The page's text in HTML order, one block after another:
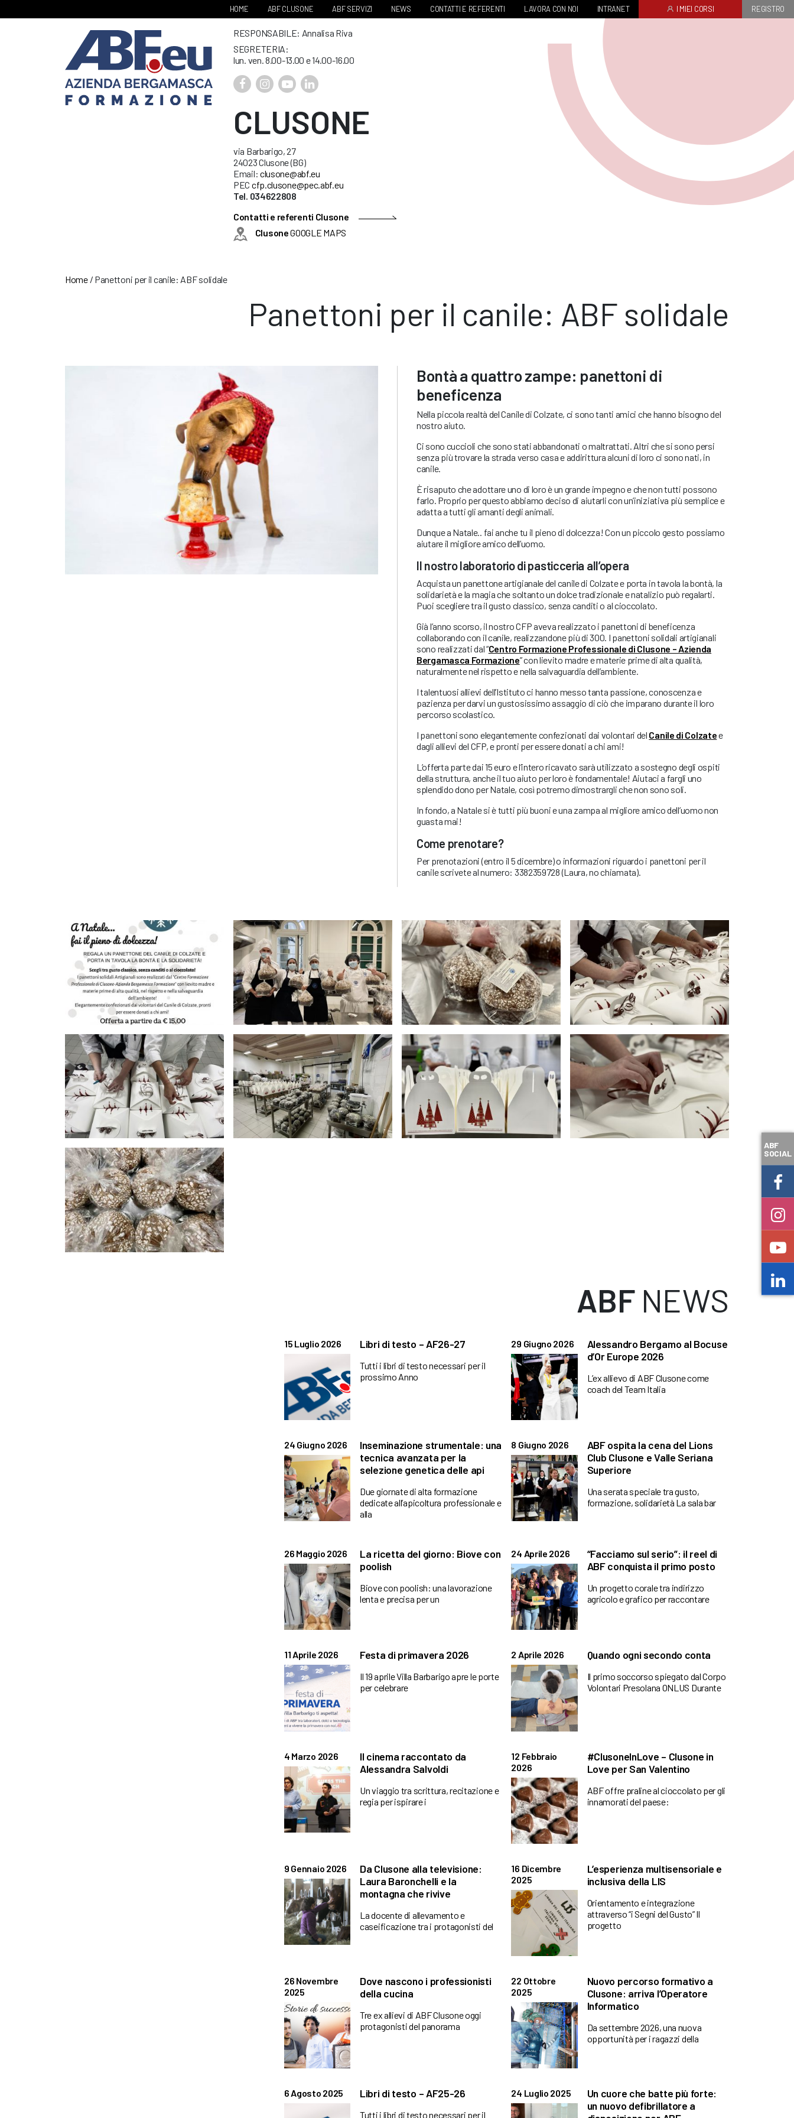
HOME ABF CLUSONE ABF SERVIZI NEWS CONTATTI E REFERENTI LAVORA CON NOI INTRANET I MIEI CORSI REGISTRO
RESPONSABILE: Annalisa Riva
SEGRETERIA:
lun. ven. 8.00-13.00 e 14.00-16.00
CLUSONE
via Barbarigo, 27
24023 Clusone (BG)
Email: clusone@abf.eu
PEC cfp.clusone@pec.abf.eu
Tel. 034622808
Contatti e referenti Clusone
ClusoneGOOGLE MAPS
Home/ Panettoni per il canile: ABF solidale
Panettoni per il canile: ABF solidale
Bontà a quattro zampe: panettoni di
beneficenza
Nella piccola realtà del Canile di Colzate, ci sono tanti amici che hanno bisogno del
nostro aiuto.
Ci sono cuccioli che sono stati abbandonati o maltrattati. Altri che si sono persi
senza più trovare la strada verso casa e addirittura alcuni di loro ci sono nati, in
canile.
È risaputo che adottare uno di loro è un grande impegno e che non tutti possono
farlo. Proprio per questo abbiamo deciso di aiutarli con un’iniziativa più semplice e
adatta a tutti gli amanti degli animali.
Dunque a Natale.. fai anche tu il pieno di dolcezza! Con un piccolo gesto possiamo
aiutare il migliore amico dell’uomo.
Il nostro laboratorio di pasticceria all’opera
Acquista un panettone artigianale del canile di Colzate e porta in tavola la bontà, la
solidarietà e la magia che soltanto un dolce tradizionale e natalizio può regalarti.
Puoi scegliere tra il gusto classico, senza canditi o al cioccolato.
Già l’anno scorso, il nostro CFP aveva realizzato i panettoni di beneficenza
collaborando con il canile, realizzandone più di 300. I panettoni solidali artigianali
sono realizzati dal “Centro Formazione Professionale di Clusone – Azienda
Bergamasca Formazione” con lievito madre e materie prime di alta qualità,
naturalmente nel rispetto e nella salvaguardia dell’ambiente.
I talentuosi allievi dell’Istituto ci hanno messo tanta passione, conoscenza e
pazienza per darvi un gustosissimo assaggio di ciò che imparano durante il loro
percorso scolastico.
I panettoni sono elegantemente confezionati dai volontari del Canile di Colzatee
dagli allievi del CFP, e pronti per essere donati a chi ami!
L’offerta parte dai 15 euro e l’intero ricavato sarà utilizzato a sostegno degli ospiti
della struttura, anche il tuo aiuto per loro è fondamentale! Aiutaci a fargli uno
splendido dono per Natale, così potremo dimostrargli che non sono soli.
In fondo, a Natale si è tutti più buoni e una zampa al migliore amico dell’uomo non
guasta mai!
Come prenotare?
Per prenotazioni (entro il 5 dicembre) o informazioni riguardo i panettoni per il
canile scrivete al numero: 3382359728 (Laura, no chiamata).
ABFNEWS
15 Luglio 2026 Libri di testo – AF26-27
Tutti i libri di testo necessari per il
prossimo Anno
29 Giugno 2026
Alessandro Bergamo al Bocuse
d’Or Europe 2026
L’ex allievo di ABF Clusone come
coach del Team Italia
24 Giugno 2026
Inseminazione strumentale: una
tecnica avanzata per la
selezione genetica delle api
Due giornate di alta formazione
dedicate all’apicoltura professionale e
alla
8 Giugno 2026
ABF ospita la cena del Lions
Club Clusone e Valle Seriana
Superiore
Una serata speciale tra gusto,
formazione, solidarietà La sala bar
26 Maggio 2026
La ricetta del giorno: Biove con
poolish
Biove con poolish: una lavorazione
lenta e precisa per un
24 Aprile 2026
“Facciamo sul serio”: il reel di
ABF conquista il primo posto
Un progetto corale tra indirizzo
agricolo e grafico per raccontare
11 Aprile 2026 Festa di primavera 2026
Il 19 aprile Villa Barbarigo apre le porte
per celebrare
2 Aprile 2026 Quando ogni secondo conta
Il primo soccorso spiegato dal Corpo
Volontari Presolana ONLUS Durante
4 Marzo 2026
Il cinema raccontato da
Alessandra Salvoldi
Un viaggio tra scrittura, recitazione e
regia per ispirare i
12 Febbraio
2026
#ClusoneInLove – Clusone in
Love per San Valentino
ABF offre praline al cioccolato per gli
innamorati del paese:
9 Gennaio 2026
Da Clusone alla televisione:
Laura Baronchelli e la
montagna che rivive
La docente di allevamento e
caseificazione tra i protagonisti del
16 Dicembre
2025
L’esperienza multisensoriale e
inclusiva della LIS
Orientamento e integrazione
attraverso “i Segni del Gusto” Il
progetto
26 Novembre
2025
Dove nascono i professionisti
della cucina
Tre ex allievi di ABF Clusone oggi
protagonisti del panorama
22 Ottobre
2025
Nuovo percorso formativo a
Clusone: arriva l’Operatore
Informatico
Da settembre 2026, una nuova
opportunità per i ragazzi della
6 Agosto 2025 Libri di testo – AF25-26
Tutti i libri di testo necessari per il
24 Luglio 2025
Un cuore che batte più forte:
un nuovo defibrillatore a
ABF
SOCIAL